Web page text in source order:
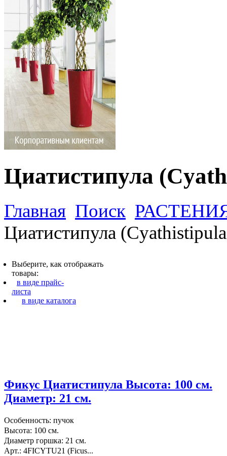
Циатистипула
Главная Поиск
Циатистипула
Выберите, как отображать
товары:
в виде прайс-
листа
в виде каталога
Фикус Циатистипула Высота: 100 см.
Диаметр: 21 см.
Особенность: пучок
Высота: 100 см.
Диаметр горшка: 21 см.
Арт.: 4FICYTU21 (Ficus...